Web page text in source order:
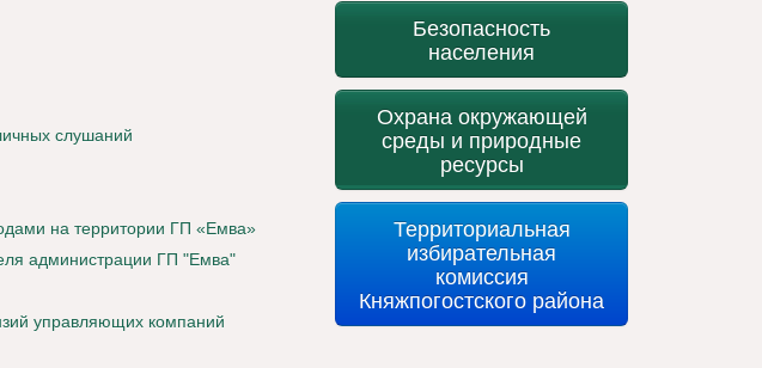
слушаний
на территории ГП «Емва»
администрации ГП "Емва"
управляющих компаний
Безопасность
населения
Охрана окружающей
среды и природные
ресурсы
Территориальная
избирательная
комиссия
Княжпогостского района